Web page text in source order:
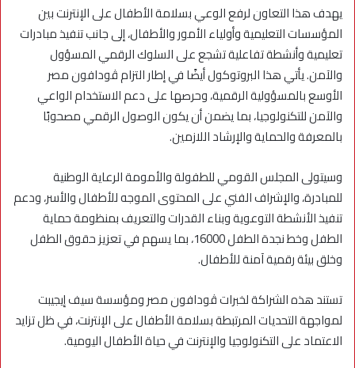
يهدف هذا التعاون لرفع الوعي بسلامة الأطفال على الإنترنت بين
المؤسسات التعليمية وأولياء الأمور والأطفال، إلى جانب تنفيذ مبادرات
تعليمية وأنشطة تفاعلية تشجع على السلوك الرقمي المسؤول
والآمن. يأتي هذا البروتوكول أيضًا في إطار التزام ڤودافون مصر
الأوسع بالمسؤولية الرقمية، وحرصها على دعم الاستخدام الواعي
والآمن للتكنولوجيا، بما يضمن أن يكون الوصول الرقمي مصحوبًا
بالمعرفة والحماية والإرشاد اللازمين.
وسيتولى المجلس القومي للطفولة والأمومة الرعاية الوطنية
للمبادرة، والإشراف الفني على المحتوى الموجه للأطفال والأسر، ودعم
تنفيذ الأنشطة التوعوية وبناء القدرات والتعريف بمنظومة حماية
الطفل وخط نجدة الطفل 16000، بما يسهم في تعزيز حقوق الطفل
وخلق بيئة رقمية آمنة للأطفال.
تستند هذه الشراكة لخبرات ڤودافون مصر ومؤسسة سيف إيجيبت
لمواجهة التحديات المرتبطة بسلامة الأطفال على الإنترنت، في ظل تزايد
الاعتماد على التكنولوجيا والإنترنت في حياة الأطفال اليومية.